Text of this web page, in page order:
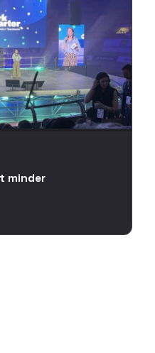
minder